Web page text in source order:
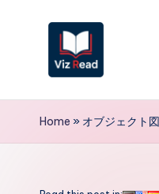
V
iz
Home » オブジェクト